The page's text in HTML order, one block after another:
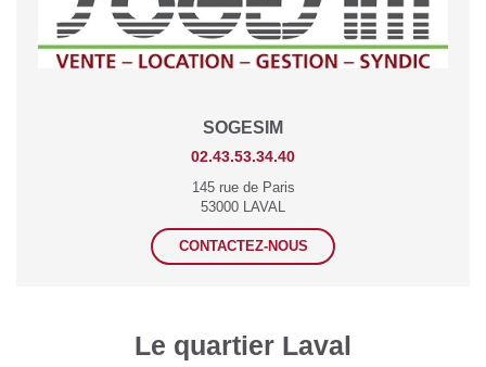
SOGESIM
02.43.53.34.40
145 rue de Paris
53000 LAVAL
CONTACTEZ-NOUS
Le quartier Laval